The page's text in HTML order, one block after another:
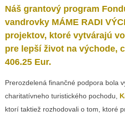
Náš grantový program
vandrovky MÁME RADI
projektov, ktoré vytvárajú
pre lepší život na východe,
406.25 Eur.
Prerozdelená finančné podpora bola
charitatívneho turistického pochodu,
ktorí taktiež rozhodovali o tom, ktoré